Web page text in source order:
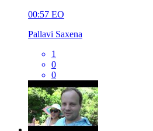
00:57 EO
Pallavi Saxena
1
0
0